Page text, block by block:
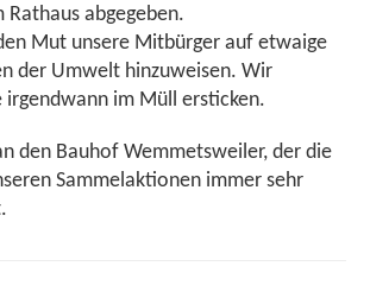
Rathaus abgegeben.
Mut unsere Mitbürger auf etwaige
der Umwelt hinzuweisen. Wir
im Müll ersticken.
den Bauhof Wemmetsweiler, der die
Sammelaktionen immer sehr